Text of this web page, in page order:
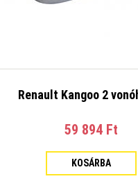
Renault Kangoo 2
59 894 Ft‎
KOSÁRBA